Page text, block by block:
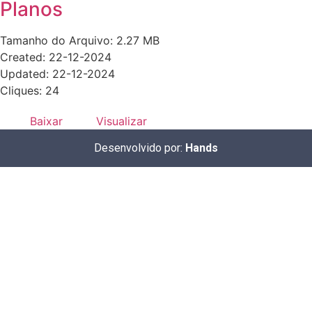
Planos
Tamanho do Arquivo: 2.27 MB
Created: 22-12-2024
Updated: 22-12-2024
Cliques: 24
Baixar Visualizar
Desenvolvido por: Hands